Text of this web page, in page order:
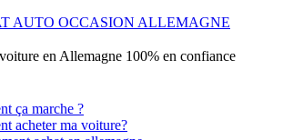
AUTO OCCASION ALLEMAGNE
voiture en Allemagne 100% en confiance
ça marche ?
acheter ma voiture?